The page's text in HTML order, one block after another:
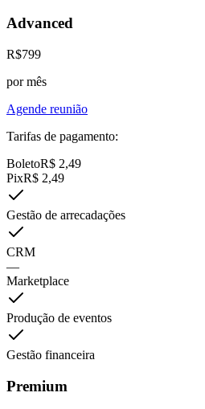
Advanced
R$799
por mês
Agende reunião
Tarifas de pagamento:
BoletoR$ 2,49
PixR$ 2,49
Gestão de arrecadações
CRM
—
Marketplace
Produção de eventos
Gestão financeira
Premium